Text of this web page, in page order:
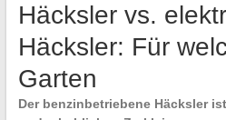
Häcksler vs.
Häcksler: Für
Garten
Der benzinbetriebene Häcksler